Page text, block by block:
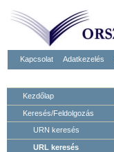
Kapcsolat Adatkezelés
Kezdőlap
Keresés/Feldolgozás
URN keresés
URL keresés